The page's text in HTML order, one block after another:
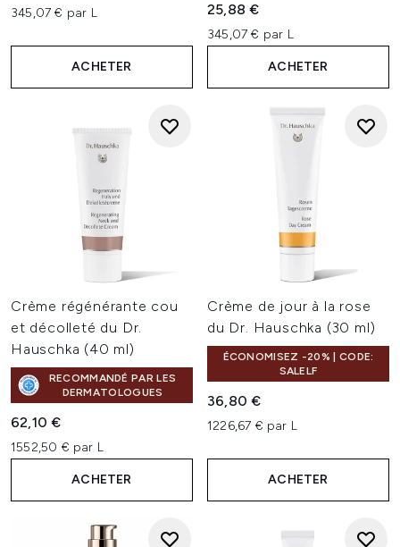
345,07 € par L
ACHETER
25,88 €
345,07 € par L
ACHETER
Crème régénérante cou
et décolleté du Dr.
Hauschka (40 ml)
RECOMMANDÉ PAR LES
DERMATOLOGUES
62,10 €
1552,50 € par L
ACHETER
Crème de jour à la rose
du Dr. Hauschka (30 ml)
ÉCONOMISEZ -20% | CODE:
SALELF
36,80 €
1226,67 € par L
ACHETER